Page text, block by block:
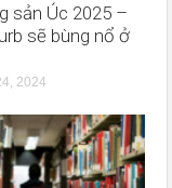
sản Úc 2025 –
sẽ bùng nổ ở
2024